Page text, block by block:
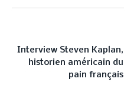
Interview Steven Kaplan,
historien américain du
pain français